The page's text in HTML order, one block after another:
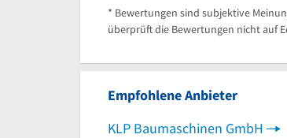
* Bewertungen sind subjektive
überprüft die Bewertungen nicht auf
Empfohlene Anbieter
KLP Baumaschinen GmbH